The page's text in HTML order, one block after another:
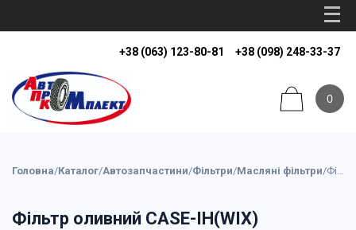
+38 (063) 123-80-81 +38 (098) 248-33-37
0
Головна/Каталог/Автозапчастини/Фільтри/Масляні фільтри/ Фільтр оливний CASE-IH(WIX)
Фільтр оливний CASE-IH(WIX)